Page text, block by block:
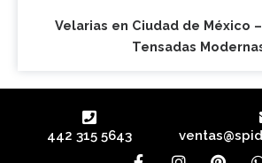
Velarias en Ciudad de México
Tensadas
442 315 5643
F
I
P
W